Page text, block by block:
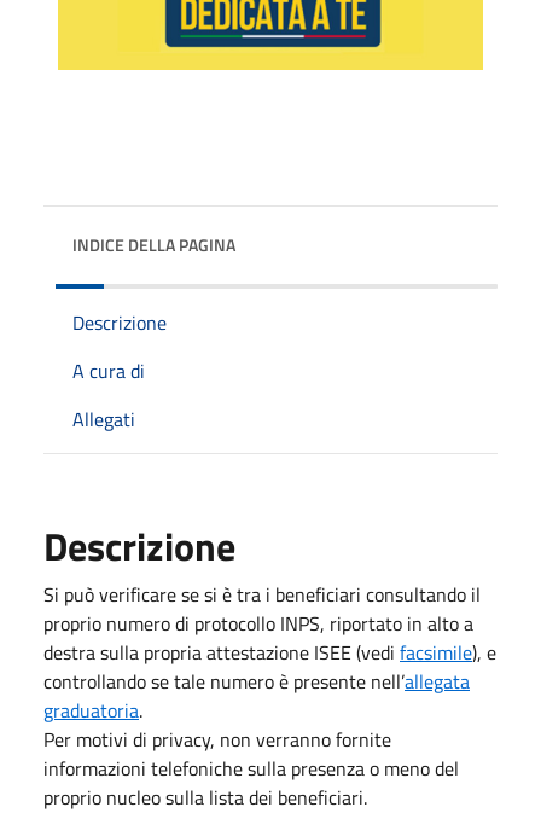
INDICE DELLA PAGINA
Descrizione
A cura di
Allegati
Descrizione
Si può verificare se si è tra i beneficiari consultando il
proprio numero di protocollo INPS, riportato in alto a
destra sulla propria attestazione ISEE (vedi facsimile), e
controllando se tale numero è presente nell’allegata
graduatoria.
Per motivi di privacy, non verranno fornite
informazioni telefoniche sulla presenza o meno del
proprio nucleo sulla lista dei beneficiari.